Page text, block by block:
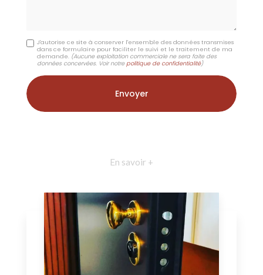
J'autorise ce site à conserver l'ensemble des données transmises
dans ce formulaire pour faciliter le suivi et le traitement de ma
demande. (Aucune exploitation commerciale ne sera faite des
données concervées. Voir notrepolitique de confidentialité)
En savoir +